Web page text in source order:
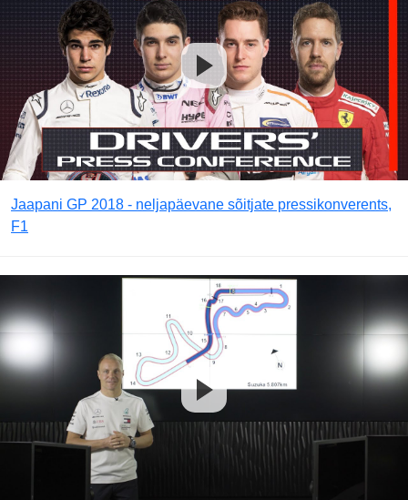
Jaapani GP 2018 - neljapäevane sõitjate pressikonverents,
F1